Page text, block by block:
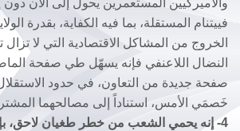
والأميركيين المستعمرين يحولُ إلى الآن دون
فييتنام المستقلة، بما فيه الكفاية، بقدرة
الخروج من المشاكل الاقتصادية التي لا تزال
النضال اللاعنفي فإنه يسهّل طي صفحة
صفحة جديدة من التعاون، في حدود
خَصمَي الأمس، استناداً إلى مصالحهما
4- إنه يحمي الشعب من خطر طغيان لاحق،